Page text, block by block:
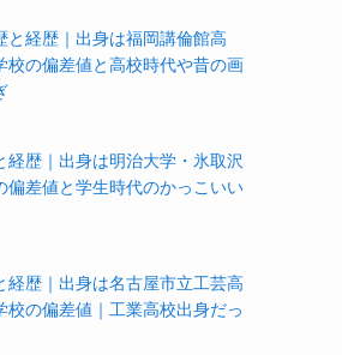
と経歴｜出身は福岡講倫館高
校の偏差値と高校時代や昔の画
経歴｜出身は明治大学・氷取沢
偏差値と学生時代のかっこいい
経歴｜出身は名古屋市立工芸高
校の偏差値｜工業高校出身だっ